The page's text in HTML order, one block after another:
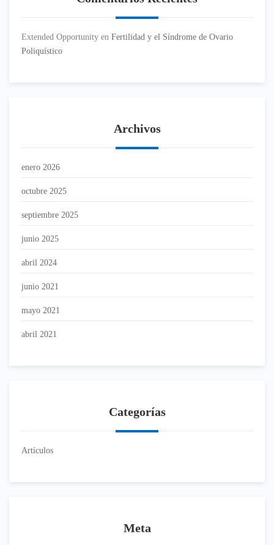
Extended Opportunity en Fertilidad y el Síndrome de Ovario
Poliquístico
Archivos
enero 2026
octubre 2025
septiembre 2025
junio 2025
abril 2024
junio 2021
mayo 2021
abril 2021
Categorías
Artículos
Meta